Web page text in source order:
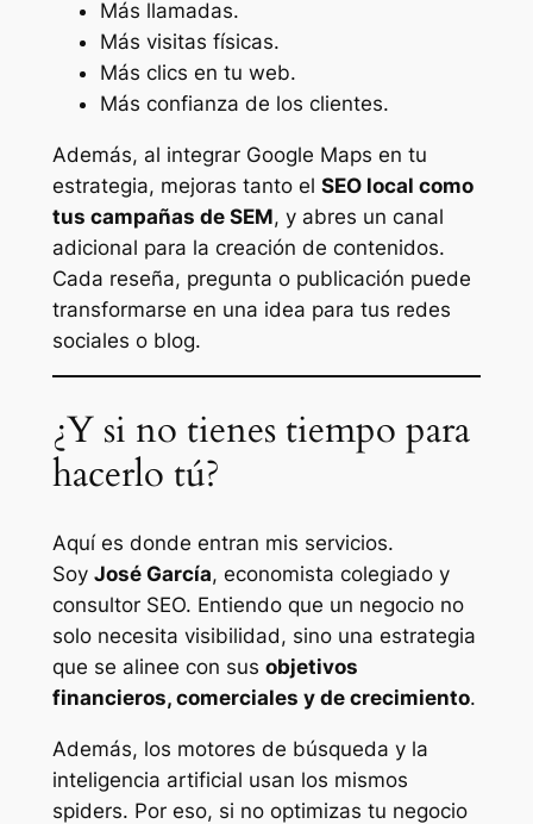
Más llamadas.
Más visitas físicas.
Más clics en tu web.
Más confianza de los clientes.
Además, al integrar Google Maps en tu
estrategia, mejoras tanto el SEO local como
tus campañas de SEM, y abres un canal
adicional para la creación de contenidos.
Cada reseña, pregunta o publicación puede
transformarse en una idea para tus redes
sociales o blog.
¿Y si no tienes tiempo para
hacerlo tú?
Aquí es donde entran mis servicios.
Soy José García, economista colegiado y
consultor SEO. Entiendo que un negocio no
solo necesita visibilidad, sino una estrategia
que se alinee con sus objetivos
financieros, comerciales y de crecimiento.
Además, los motores de búsqueda y la
inteligencia artificial usan los mismos
spiders. Por eso, si no optimizas tu negocio